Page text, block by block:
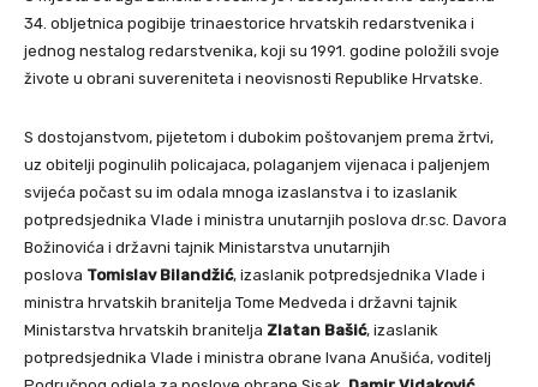
34. obljetnica pogibije trinaestorice hrvatskih redarstvenika i
jednog nestalog redarstvenika, koji su 1991. godine položili svoje
živote u obrani suvereniteta i neovisnosti Republike Hrvatske.
S dostojanstvom, pijetetom i dubokim poštovanjem prema žrtvi,
uz obitelji poginulih policajaca, polaganjem vijenaca i paljenjem
svijeća počast su im odala mnoga izaslanstva i to izaslanik
potpredsjednika Vlade i ministra unutarnjih poslova dr.sc. Davora
Božinovića i državni tajnik Ministarstva unutarnjih
poslova Tomislav Bilandžić, izaslanik potpredsjednika Vlade i
ministra hrvatskih branitelja Tome Medveda i državni tajnik
Ministarstva hrvatskih branitelja Zlatan Bašić, izaslanik
potpredsjednika Vlade i ministra obrane Ivana Anušića, voditelj